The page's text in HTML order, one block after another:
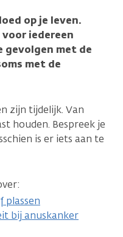
op je leven.
iedereen
gevolgen met de
met de
zijn tijdelijk. Van
houden. Bespreek je
is er iets aan te
plassen
bij anuskanker